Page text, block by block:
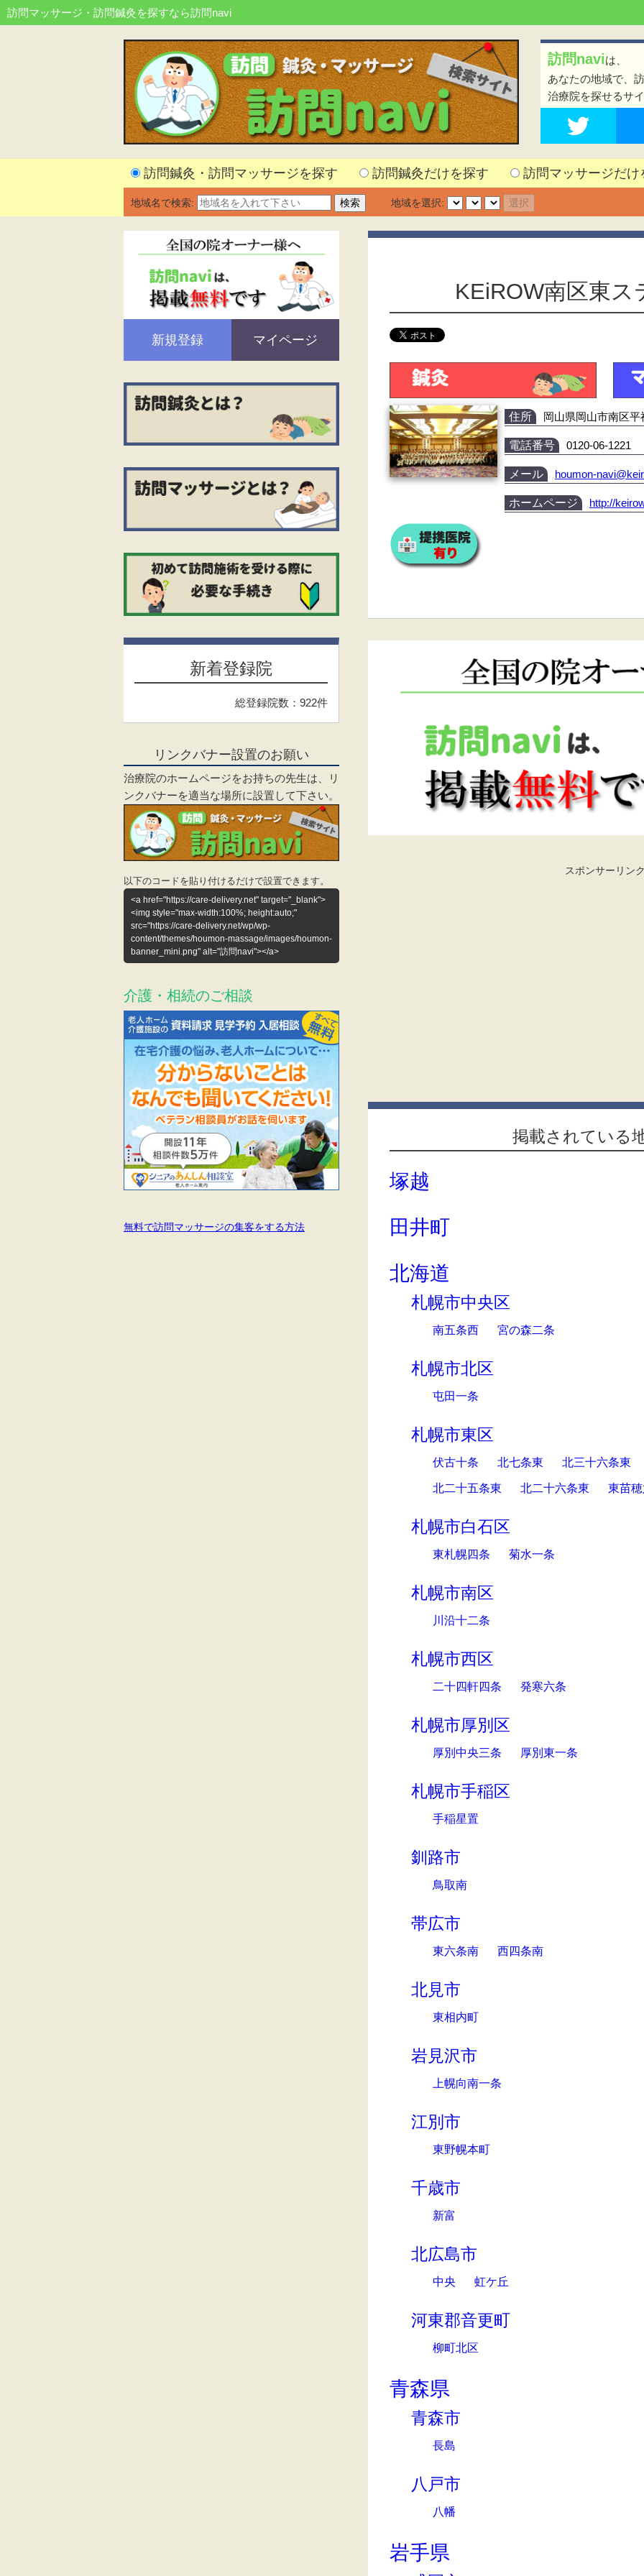
訪問マッサージ・訪問鍼灸を探すなら訪問navi
訪問naviは、
あなたの地域で、
治療院を探せるサ
訪問鍼灸・訪問マッサージを探す 訪問鍼灸だけを探す 訪問マッサージだけ
地域名で検索: 地域を選択:
KEiROW南区東ス
住所 岡山県岡山市南区平
電話番号 0120-06-1221
メール houmon-
ホームページ http://
スポンサーリン
掲載されている
塚越
田井町
北海道
札幌市中央区
南五条西 宮の森二条
札幌市北区
屯田一条
札幌市東区
伏古十条 北七条東 北三十六条東
北二十五条東 北二十六条東 東苗
札幌市白石区
東札幌四条 菊水一条
札幌市南区
川沿十二条
札幌市西区
二十四軒四条 発寒六条
札幌市厚別区
厚別中央三条 厚別東一条
札幌市手稲区
手稲星置
釧路市
鳥取南
帯広市
東六条南 西四条南
北見市
東相内町
岩見沢市
上幌向南一条
江別市
東野幌本町
千歳市
新富
北広島市
中央 虹ケ丘
河東郡音更町
柳町北区
青森県
青森市
長島
八戸市
八幡
岩手県
新規登録 マイページ
新着登録院
総登録院数：922件
リンクバナー設置のお願い
治療院のホームページをお持ちの先生は、リ
ンクバナーを適当な場所に設置して下さい。
以下のコードを貼り付けるだけで設置できます。
<a href="https://care-delivery.net" target="_blank">
<img style="max-width:100%; height:auto;"
src="https://care-delivery.net/wp/wp-
content/themes/houmon-massage/images/houmon-
banner_mini.png" alt="訪問navi"></a>
介護・相続のご相談
無料で訪問マッサージの集客をする方法